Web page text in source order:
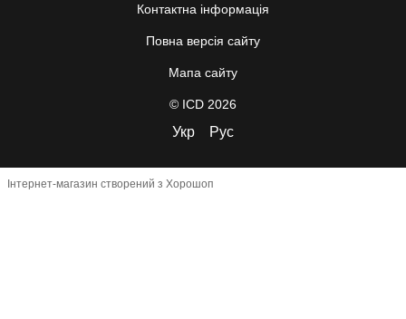
Контактна інформація
Повна версія сайту
Мапа сайту
© ICD 2026
Укр Рус
Інтернет-магазин створений з Хорошоп